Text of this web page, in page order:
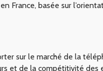
basée sur
sur le marché de la
et de la compétitivité des